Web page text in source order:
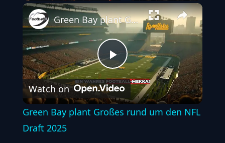
Play Unmute Fullscreen
Play
Video
Green Bay plant Großes rund um den NFL Draft 2025
Watch on
Green Bay plant Großes rund um den NFL
Draft 2025